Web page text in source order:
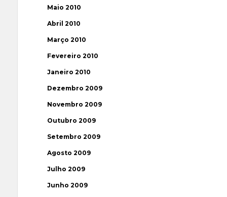
Maio 2010
Abril 2010
Março 2010
Fevereiro 2010
Janeiro 2010
Dezembro 2009
Novembro 2009
Outubro 2009
Setembro 2009
Agosto 2009
Julho 2009
Junho 2009